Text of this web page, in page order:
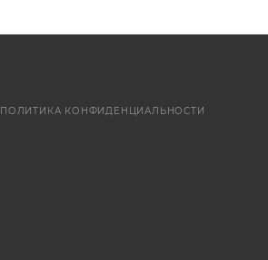
ПОЛИТИКА КОНФИДЕНЦИАЛЬНОСТИ